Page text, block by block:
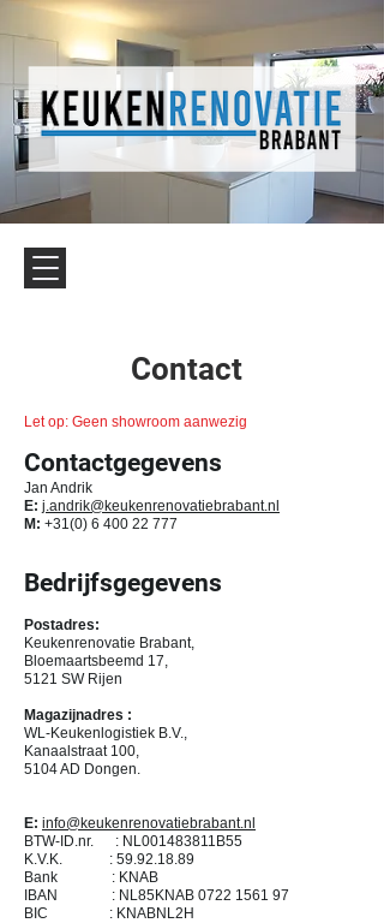
Contact
Let op: Geen showroom aanwezig
Contactgegevens
Jan Andrik
E: j.andrik@keukenrenovatiebrabant.nl
M: +31(0) 6 400 22 777
Bedrijfsgegevens
Postadres:
Keukenrenovatie Brabant,
Bloemaartsbeemd 17,
5121 SW Rijen
Magazijnadres :
WL-Keukenlogistiek B.V.,
Kanaalstraat 100,
5104 AD Dongen.
E: info@keukenrenovatiebrabant.nl
BTW-ID.nr. : NL001483811B55
K.V.K. : 59.92.18.89
Bank : KNAB
IBAN : NL85KNAB 0722 1561 97
BIC : KNABNL2H